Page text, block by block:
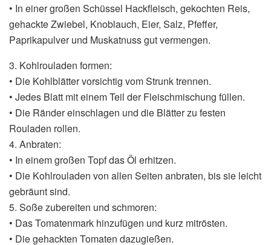
• In einer großen Schüssel Hackfleisch, gekochten Reis,
gehackte Zwiebel, Knoblauch, Eier, Salz, Pfeffer,
Paprikapulver und Muskatnuss gut vermengen.
3. Kohlrouladen formen:
• Die Kohlblätter vorsichtig vom Strunk trennen.
• Jedes Blatt mit einem Teil der Fleischmischung füllen.
• Die Ränder einschlagen und die Blätter zu festen
Rouladen rollen.
4. Anbraten:
• In einem großen Topf das Öl erhitzen.
• Die Kohlrouladen von allen Seiten anbraten, bis sie leicht
gebräunt sind.
5. Soße zubereiten und schmoren:
• Das Tomatenmark hinzufügen und kurz mitrösten.
• Die gehackten Tomaten dazugießen.